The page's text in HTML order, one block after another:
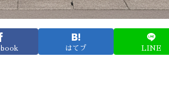
はてブ LINE